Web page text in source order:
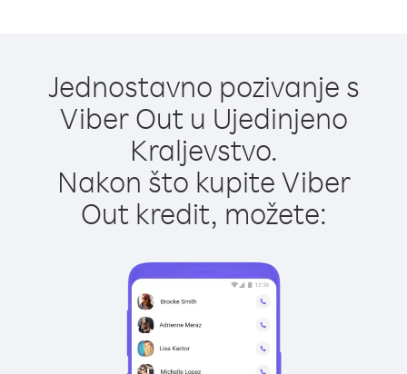
Jednostavno pozivanje s
Viber Out u Ujedinjeno
Kraljevstvo.
Nakon što kupite Viber
Out kredit, možete: